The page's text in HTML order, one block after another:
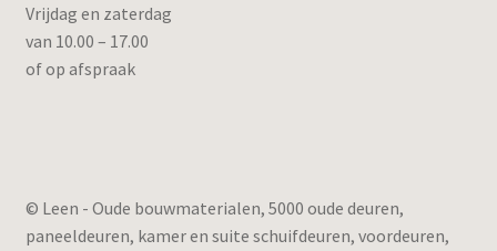
Vrijdag en zaterdag
van 10.00 – 17.00
of op afspraak
© Leen - Oude bouwmaterialen, 5000 oude deuren,
paneeldeuren, kamer en suite schuifdeuren, voordeuren,